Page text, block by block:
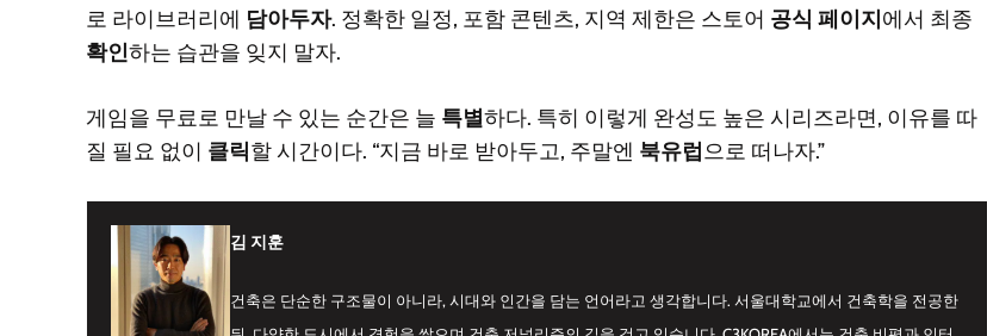
로 라이브러리에 담아두자. 정확한 일정, 포함 콘텐츠, 지역 제한은 스토어 공식 페이지에서 최종
확인하는 습관을 잊지 말자.
게임을 무료로 만날 수 있는 순간은 늘 특별하다. 특히 이렇게 완성도 높은 시리즈라면, 이유를 따
질 필요 없이 클릭할 시간이다. “지금 바로 받아두고, 주말엔 북유럽으로 떠나자.”
김 지훈
건축은 단순한 구조물이 아니라, 시대와 인간을 담는 언어라고 생각합니다. 서울대학교에서 건축학을 전공한